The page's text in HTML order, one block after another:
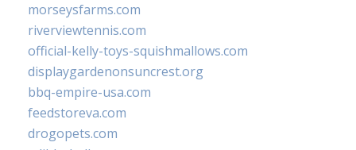
morseysfarms.com
riverviewtennis.com
official-kelly-toys-squishmallows.com
displaygardenonsuncrest.org
bbq-empire-usa.com
feedstoreva.com
drogopets.com